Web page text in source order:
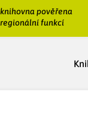
knihovna pověřena
regionální funkcí